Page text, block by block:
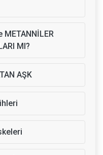
METANNİLER
MI?
AŞK